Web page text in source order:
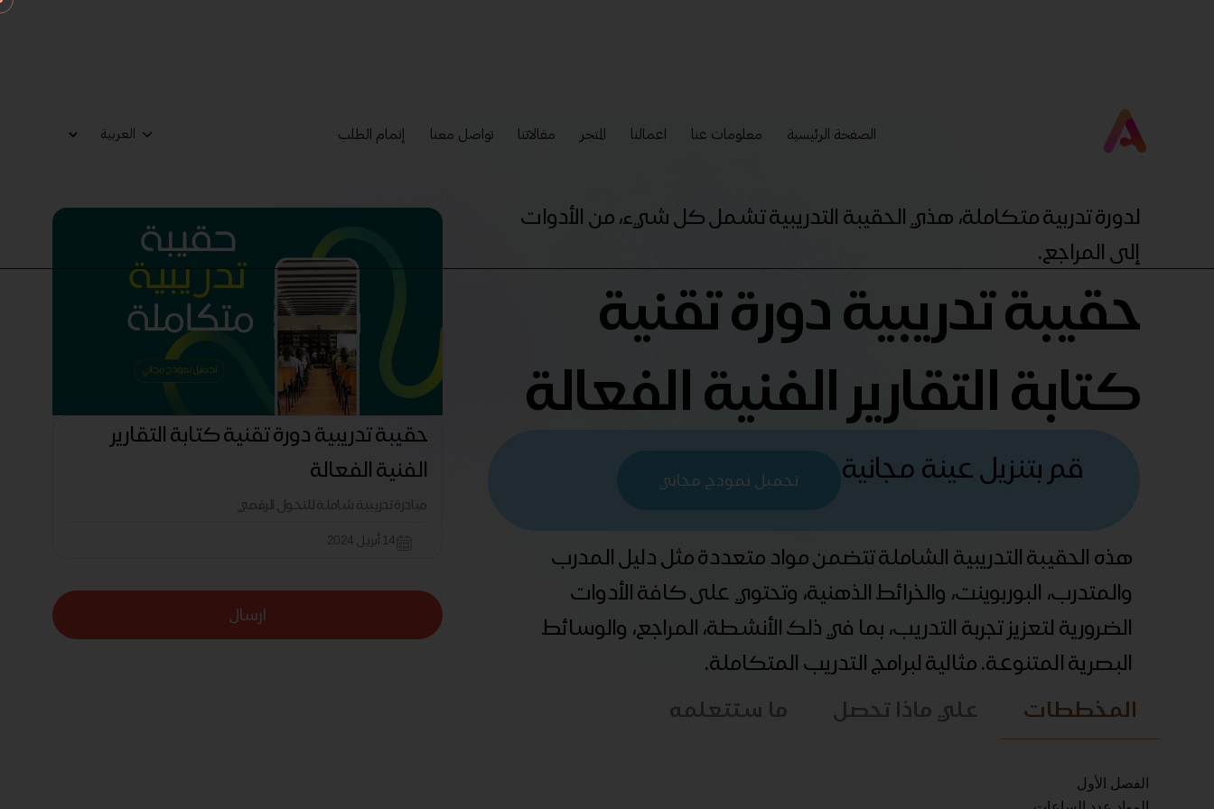
الصفحة الرئيسية معلومات عنا اعمالنا المتجر مقالاتنا تواصل معنا إتمام الطلب
لدورة تدربية متكاملة، هذي الحقيبة التدريبية تشمل كل شيء، من الأدوات
إلى المراجع.
حقيبة تدريبية دورة تقنية
كتابة التقارير الفنية الفعالة
قم بتنزيل عينة مجانية تحميل نموذج مجاني
هذه الحقيبة التدريبية الشاملة تتضمن مواد متعددة مثل دليل المدرب
والمتدرب، البوربوينت، والخرائط الذهنية، وتحتوي على كافة الأدوات
الضرورية لتعزيز تجربة التدريب، بما في ذلك الأنشطة، المراجع، والوسائط
البصرية المتنوعة. مثالية لبرامج التدريب المتكاملة.
حقيبة تدريبية دورة تقنية كتابة التقارير
الفنية الفعالة
مبادرة تدريبية شاملة للتحول الرقمي
14 أبريل 2024
ارسال
المخططات علي ماذا تحصل ما ستتعلمه
الفصل الأول